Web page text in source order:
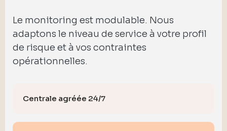
Le monitoring est modulable. Nous
adaptons le niveau de service à votre profil
de risque et à vos contraintes
opérationnelles.
Centrale agréée 24/7